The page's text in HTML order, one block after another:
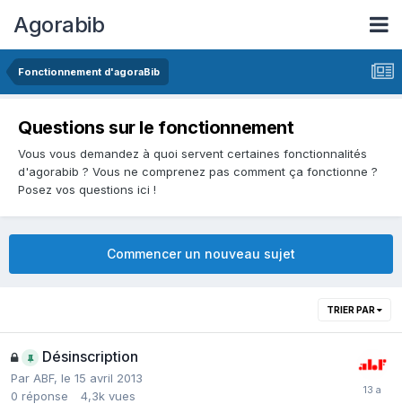
Agorabib
Fonctionnement d'agoraBib
Questions sur le fonctionnement
Vous vous demandez à quoi servent certaines fonctionnalités
d'agorabib ? Vous ne comprenez pas comment ça fonctionne ?
Posez vos questions ici !
Commencer un nouveau sujet
TRIER PAR
Désinscription
Par ABF, le 15 avril 2013
0 réponse 4,3k vues